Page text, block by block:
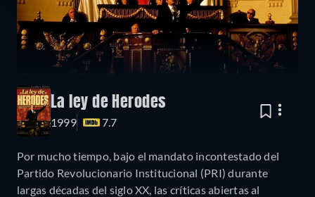
La ley de Herodes
1999 7.7
Por mucho tiempo, bajo el mandato incontestado del
Partido Revolucionario Institucional (PRI) durante
largas décadas del siglo XX, las críticas abiertas al